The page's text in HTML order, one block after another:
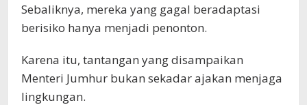
Sebaliknya, mereka yang gagal beradaptasi
berisiko hanya menjadi penonton.
Karena itu, tantangan yang disampaikan
Menteri Jumhur bukan sekadar ajakan menjaga
lingkungan.